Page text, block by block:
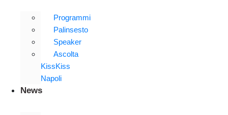
Programmi
Palinsesto
Speaker
Ascolta
KissKiss
Napoli
News